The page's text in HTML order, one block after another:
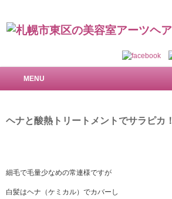
MENU
ヘナと酸熱トリートメントでサラピカ！
細毛で毛量少なめの常連様ですが
白髪はヘナ（ケミカル）でカバーし